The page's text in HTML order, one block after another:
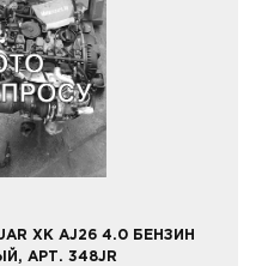
XK AJ26 4.0 БЕНЗИН
АРТ. 348JR